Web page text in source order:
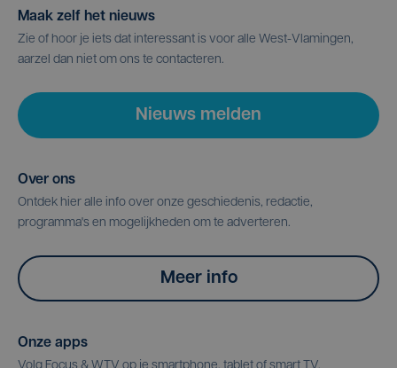
Maak zelf het nieuws
Zie of hoor je iets dat interessant is voor alle West-Vlamingen,
aarzel dan niet om ons te contacteren.
Nieuws melden
Over ons
Ontdek hier alle info over onze geschiedenis, redactie,
programma's en mogelijkheden om te adverteren.
Meer info
Onze apps